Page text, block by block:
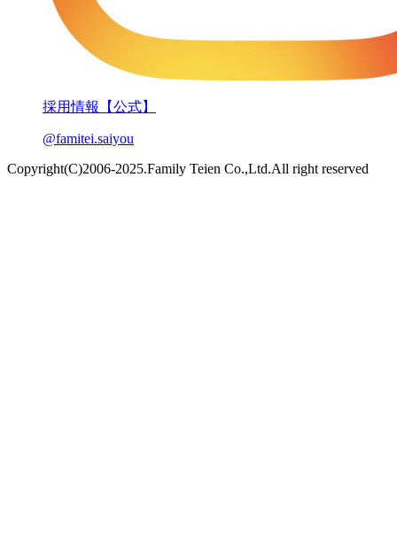
採用情報【公式】
@famitei.saiyou
Copyright(C)2006-2025.Family Teien Co.,Ltd.All right reserved